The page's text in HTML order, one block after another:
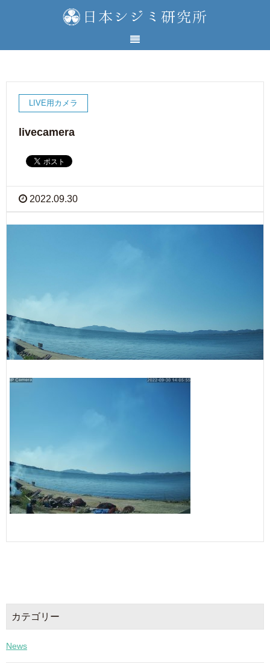
LIVE用カメラ
livecamera
2022.09.30
カテゴリー
News